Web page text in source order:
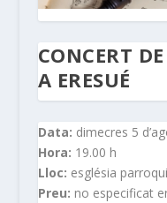
CONCERT
A ERESUÉ
Data: dimecres 5
Hora: 19.00 h
Lloc: església
Preu: no especificat